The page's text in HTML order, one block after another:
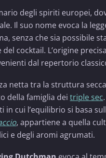
degli spiriti europei,
Il suo nome evoca la
senza che sia possibile
cocktail. L’origine
dal repertorio
netta tra la struttura
della famiglia dei triple sec
cui l’equilibrio si basa
, appartiene a quella
e degli aromi agrumati.